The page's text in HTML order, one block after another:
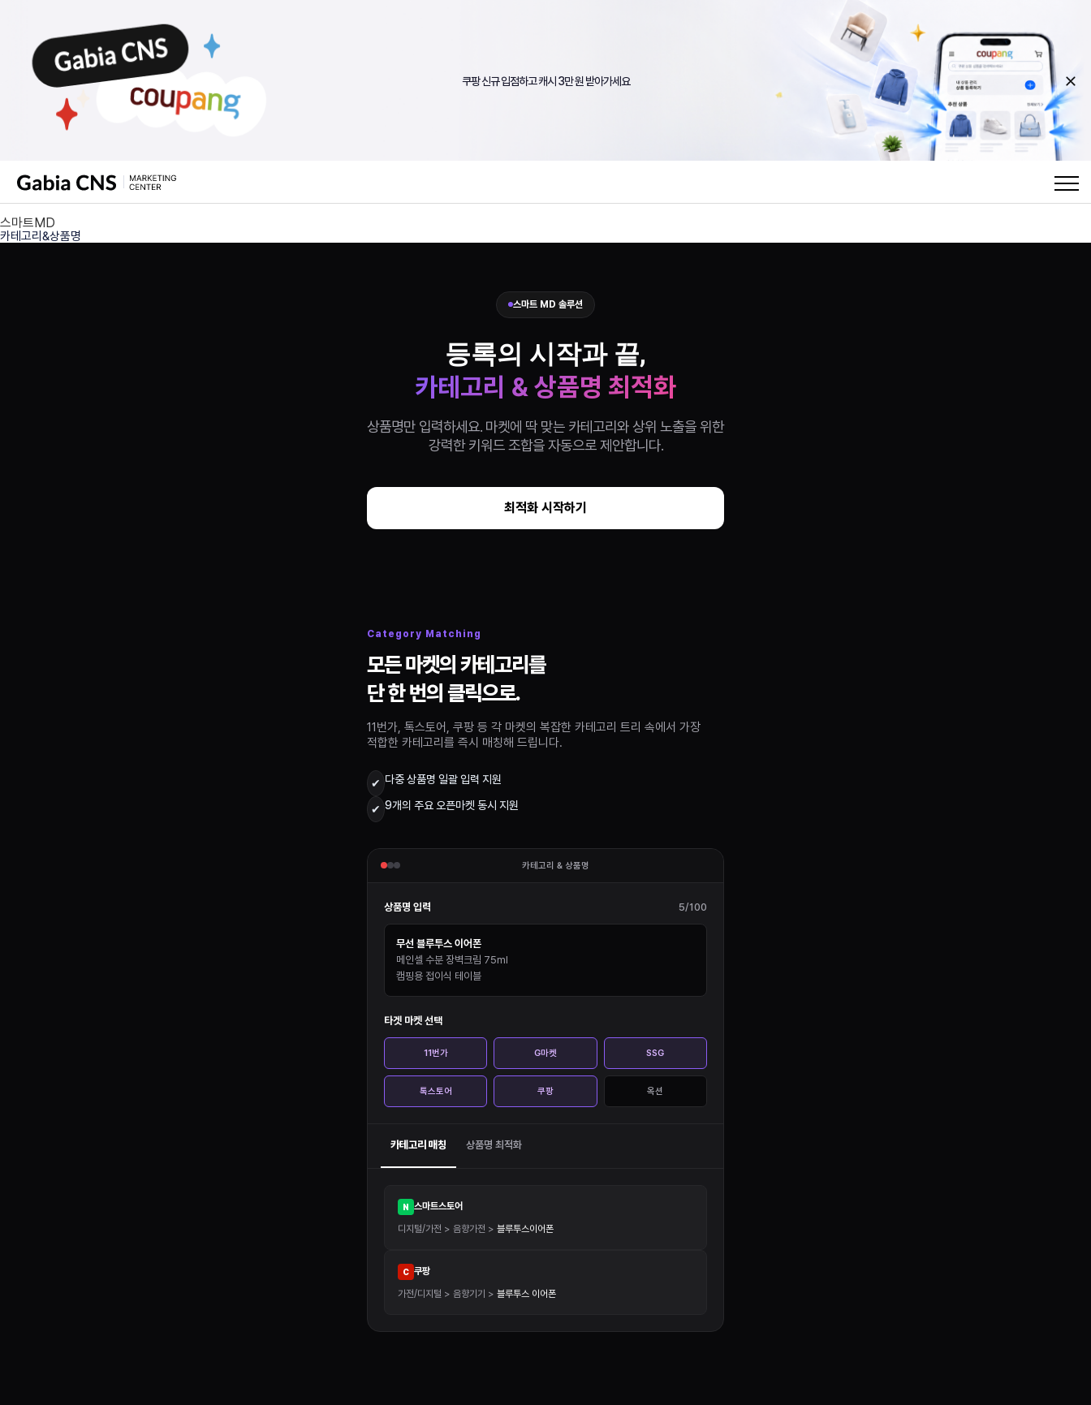
쿠팡 신규 입점하고 캐시 3만 원 받아가세요
스마트MD
카테고리&상품명
스마트 MD 솔루션
등록의 시작과 끝,
카테고리 & 상품명 최적화
상품명만 입력하세요. 마켓에 딱 맞는 카테고리와 상위 노출을 위한
강력한 키워드 조합을 자동으로 제안합니다.
최적화 시작하기
Category Matching
모든 마켓의 카테고리를
단 한 번의 클릭으로.
11번가, 톡스토어, 쿠팡 등 각 마켓의 복잡한 카테고리 트리 속에서 가장
적합한 카테고리를 즉시 매칭해 드립니다.
✔ 다중 상품명 일괄 입력 지원
✔ 9개의 주요 오픈마켓 동시 지원
카테고리 & 상품명
상품명 입력 5/100
무선 블루투스 이어폰
메인셀 수분 장벽크림 75ml
캠핑용 접이식 테이블
타겟 마켓 선택
11번가 G마켓 SSG
톡스토어 쿠팡 옥션
카테고리 매칭 상품명 최적화
N 스마트스토어
디지털/가전 > 음향가전 > 블루투스이어폰
C 쿠팡
가전/디지털 > 음향기기 > 블루투스 이어폰